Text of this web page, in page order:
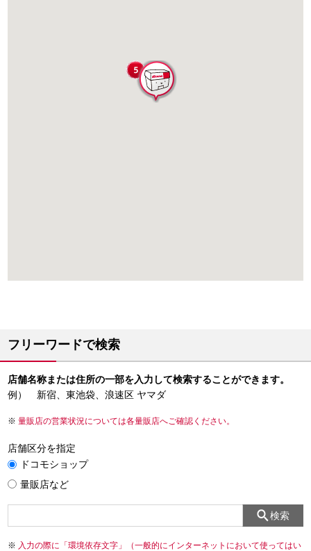
フリーワードで検索
店舗名称または住所の一部を入力して検索することができます。
例） 新宿、東池袋、浪速区 ヤマダ
量販店の営業状況については各量販店へご確認ください。
店舗区分を指定
ドコモショップ
量販店など
検索
入力の際に「環境依存文字」（一般的にインターネットにおいて使ってはい